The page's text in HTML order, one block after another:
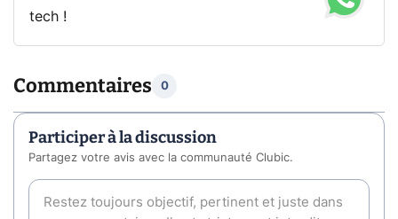
tech !
Commentaires 0
Participer à la discussion
Partagez votre avis avec la communauté Clubic.